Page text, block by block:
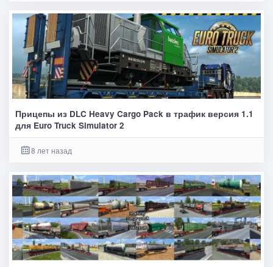
Прицепы из DLC Heavy Cargo Pack в трафик версия 1.1
для Euro Truck Simulator 2
8 лет назад